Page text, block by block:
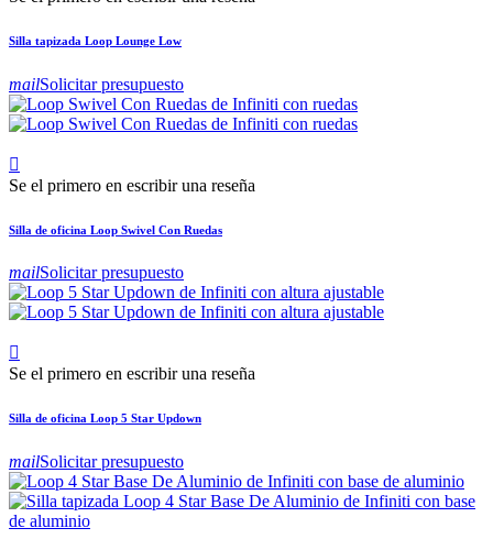
Silla tapizada Loop Lounge Low
mailSolicitar presupuesto

Se el primero en escribir una reseña
Silla de oficina Loop Swivel Con Ruedas
mailSolicitar presupuesto

Se el primero en escribir una reseña
Silla de oficina Loop 5 Star Updown
mailSolicitar presupuesto